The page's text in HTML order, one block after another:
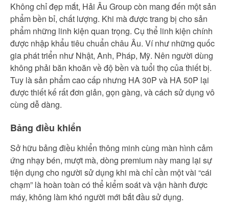
Không chỉ đẹp mắt, Hải Âu Group còn mang đến một sản
phẩm bền bỉ, chất lượng. Khi mà được trang bị cho sản
phẩm những linh kiện quan trọng. Cụ thể linh kiện chính
được nhập khẩu tiêu chuẩn châu Âu. Ví như những quốc
gia phát triển như Nhật, Anh, Pháp, Mỹ. Nên người dùng
không phải băn khoăn về độ bền và tuổi thọ của thiết bị.
Tuy là sản phẩm cao cấp nhưng HA 30P và HA 50P lại
được thiết kế rất đơn giản, gọn gàng, và cách sử dụng vô
cùng dễ dàng.
Bảng điều khiển
Sở hữu bảng điều khiển thông minh cùng màn hình cảm
ứng nhạy bén, mượt mà, dòng premium này mang lại sự
tiện dụng cho người sử dụng khi mà chỉ cần một vài “cái
chạm” là hoàn toàn có thể kiểm soát và vận hành được
máy, không làm khó người mới bắt đầu sử dụng.